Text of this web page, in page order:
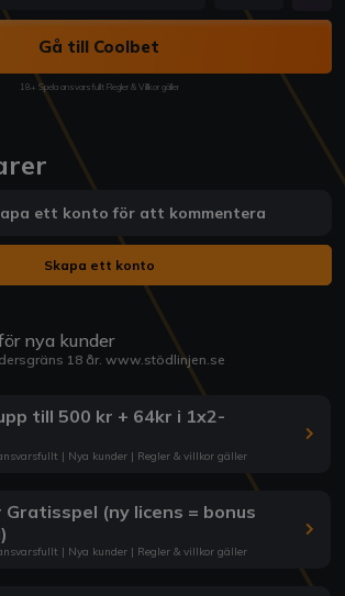
Gå till Coolbet
18+ Spela ansvarsfullt Regler & Villkor gäller
ett konto för att kommentera
Skapa ett konto
nya kunder
18 år. www.stödlinjen.se
till 500 kr + 64kr i 1x2-
| Nya kunder | Regler & villkor gäller
Gratisspel (ny licens = bonus
| Nya kunder | Regler & villkor gäller